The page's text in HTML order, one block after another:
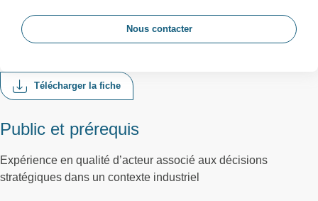
Télécharger la fiche
Public et prérequis
Expérience en qualité d’acteur associé aux décisions
stratégiques dans un contexte industriel
Nous contacter